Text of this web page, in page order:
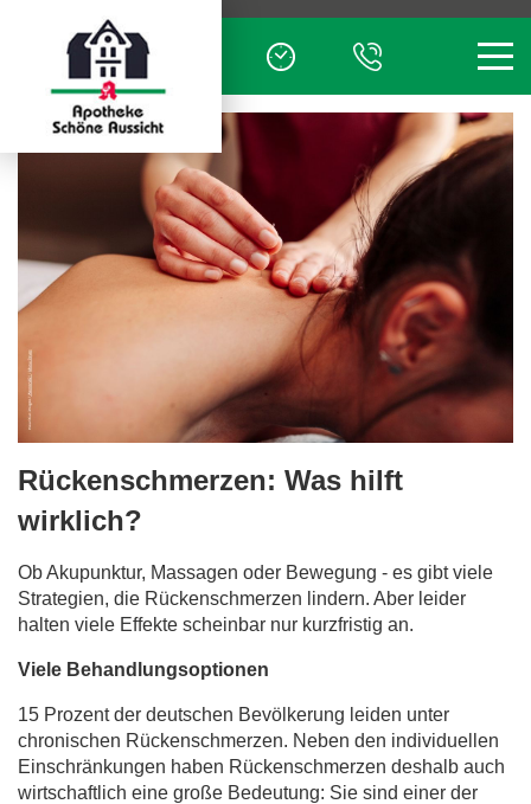
Rückenschmerzen: Was hilft
wirklich?
Ob Akupunktur, Massagen oder Bewegung - es gibt viele
Strategien, die Rückenschmerzen lindern. Aber leider
halten viele Effekte scheinbar nur kurzfristig an.
Viele Behandlungsoptionen
15 Prozent der deutschen Bevölkerung leiden unter
chronischen Rückenschmerzen. Neben den individuellen
Einschränkungen haben Rückenschmerzen deshalb auch
wirtschaftlich eine große Bedeutung: Sie sind einer der